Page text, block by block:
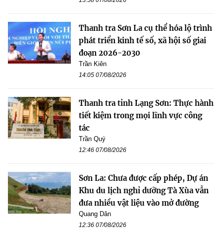
Thanh tra Sơn La cụ thể hóa lộ trình
phát triển kinh tế số, xã hội số giai
đoạn 2026-2030
Trần Kiên
14:05 07/08/2026
Thanh tra tỉnh Lạng Sơn: Thực hành
tiết kiệm trong mọi lĩnh vực công
tác
Trần Quý
12:46 07/08/2026
Sơn La: Chưa được cấp phép, Dự án
Khu du lịch nghỉ dưỡng Tà Xùa vẫn
đưa nhiều vật liệu vào mở đường
Quang Dân
12:36 07/08/2026